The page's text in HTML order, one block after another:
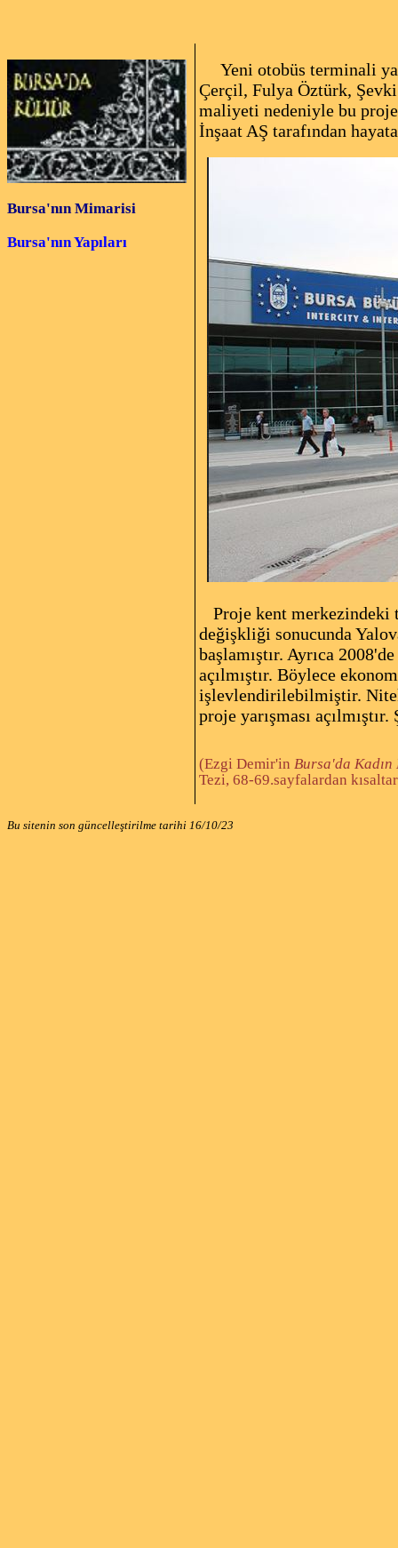
Bursa'nın Mimarisi
Bursa'nın Yapıları
Yeni otobüs terminali
Çerçil, Fulya Öztürk, Şevki
maliyeti nedeniyle bu
İnşaat AŞ tarafından
Proje kent merkezindeki
değişkliği sonucunda
başlamıştır. Ayrıca
açılmıştır. Böylece
işlevlendirilebilmiştir.
proje yarışması
(Ezgi Demir'in Bursa'da
Tezi, 68-69.sayfalardan
Bu sitenin son güncelleştirilme tarihi 16/10/23